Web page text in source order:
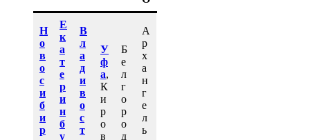
Н
о
в
о
с
и
б
и
р
Е
к
а
т
е
р
и
н
б
у
В
л
а
д
и
в
о
с
т
У
ф
а,
К
и
р
о
в
Б
е
л
г
о
р
о
д
А
р
х
а
н
г
е
л
ь